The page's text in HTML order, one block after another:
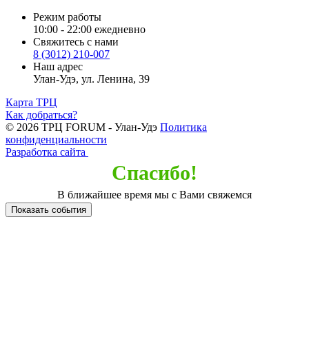
Режим работы
10:00 - 22:00 ежедневно
Свяжитесь с нами
8 (3012) 210-007
Наш адрес
Улан-Удэ, ул. Ленина, 39
Карта ТРЦ
Как добраться?
© 2026 ТРЦ FORUM - Улан-Удэ Политика
конфиденциальности
Разработка сайта
Спасибо!
В ближайшее время мы с Вами свяжемся
Показать события